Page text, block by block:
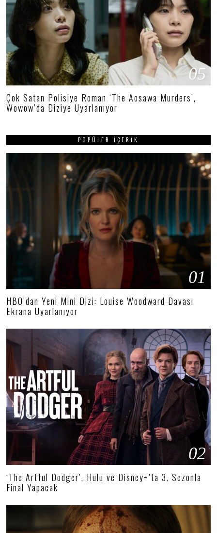
05
Çok Satan Polisiye Roman ‘The Aosawa Murders’,
Wowow’da Diziye Uyarlanıyor
POPÜLER İÇERIK
01
HBO’dan Yeni Mini Dizi: Louise Woodward Davası
Ekrana Uyarlanıyor
02
‘The Artful Dodger’, Hulu ve Disney+’ta 3. Sezonla
Final Yapacak